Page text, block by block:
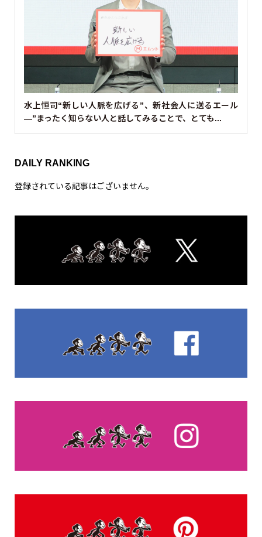
水上恒司“新しい人脈を広げる”、新社会人に送るエール
—”まったく知らない人と話してみることで、とても...
DAILY RANKING
登録されている記事はございません。